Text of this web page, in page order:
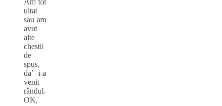
uitat
sau am
avut
alte
chestii
de
spus,
da’ i-a
venit
rândul.
OK,